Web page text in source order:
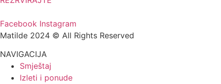
Facebook Instagram
Matilde 2024 © All Rights Reserved
NAVIGACIJA
Smještaj
Izleti i ponude